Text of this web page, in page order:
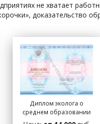
не хватает
доказательство
Диплом эколога о
среднем образовании